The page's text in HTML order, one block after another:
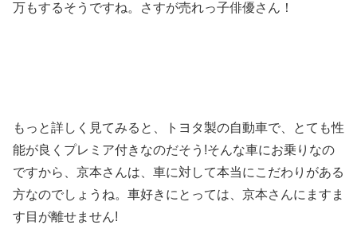
万もするそうですね。さすが売れっ子俳優さん！
もっと詳しく見てみると、トヨタ製の自動車で、とても性
能が良くプレミア付きなのだそう !そんな車にお乗りなの
ですから、京本さんは、車に対して本当にこだわりがある
方なのでしょうね。 車好きにとっては、京本さんにますま
す目が離せません!